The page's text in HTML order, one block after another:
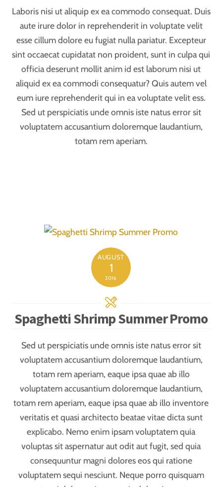
esse cillum dolore eu fugiat nulla pariatur. Excepteur
sint occaecat cupidatat non proident, sunt in culpa qui
officia deserunt mollit anim id est laborum nisi ut
aliquid ex ea commodi consequatur? Quis autem vel
Sed ut perspiciatis unde omnis iste natus error sit
voluptatem accusantium doloremque laudantium,
Spaghetti Shrimp Summer Promo
Sed ut perspiciatis unde omnis iste natus error sit
voluptatem accusantium doloremque laudantium,
totam rem aperiam, eaque ipsa quae ab illo
voluptatem accusantium doloremque laudantium,
veritatis et quasi architecto beatae vitae dicta sunt
explicabo. Nemo enim ipsam voluptatem quia
voluptas sit aspernatur aut odit aut fugit, sed quia
consequuntur magni dolores eos qui ratione
voluptatem sequi nesciunt. Neque porro quisquam
est, qui dolorem ipsum quia dolor sit amet,
consectetur, adipisci velit, sed quia non numquam eius
modi tempora incidunt ut labore et dolore magnam
aliquam quaerat voluptatem. Ut enim ad minima
veniam, quis nostrum exercitationem ullam corporis